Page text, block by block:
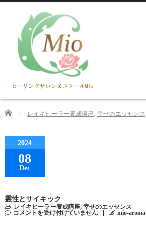
Home レイキヒーラー養成講座, 幸せのエッセンス
2024
08
Dec
霊性とサイキック
レイキヒーラー養成講座, 幸せのエッセンス
コメントを受け付けていません
mio-aroma